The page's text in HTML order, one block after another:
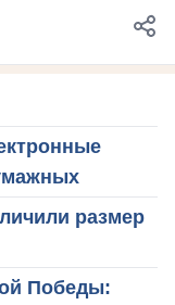
размер
Победы: